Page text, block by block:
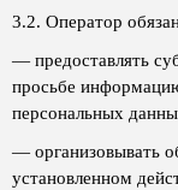
3.2. Оператор
— предоставлять
просьбе
персональных
— организовывать
установленном